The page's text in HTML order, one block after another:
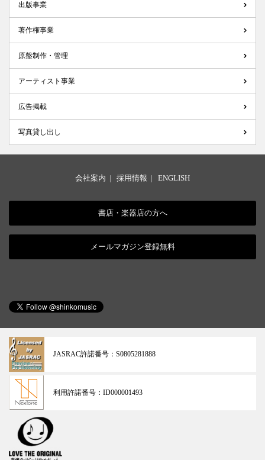
出版事業
著作権事業
原盤制作・管理
アーティスト事業
広告掲載
写真貸し出し
会社案内 | 採用情報 | ENGLISH
書店・楽器店の方へ
メールマガジン登録無料
JASRAC許諾番号： S0805281888
利用許諾番号： ID000001493